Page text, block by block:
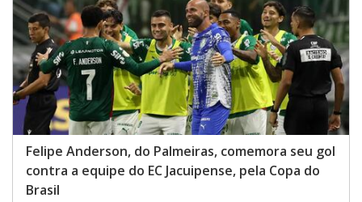
Felipe Anderson, do Palmeiras, comemora seu gol
contra a equipe do EC Jacuipense, pela Copa do
Brasil